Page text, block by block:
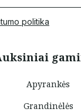
Apyrankės
Grandinėlės
politika